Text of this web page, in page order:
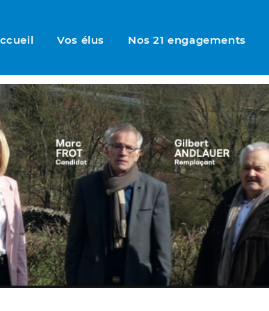
Vos élus Nos 21 engagements